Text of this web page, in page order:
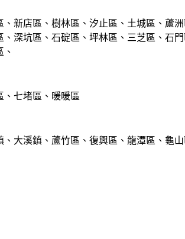
新店區、樹林區、汐止區、土城區、蘆
深坑區、石碇區、坪林區、三芝區、石
、七堵區、暖暖區
大溪鎮、蘆竹區、復興區、龍潭區、龜